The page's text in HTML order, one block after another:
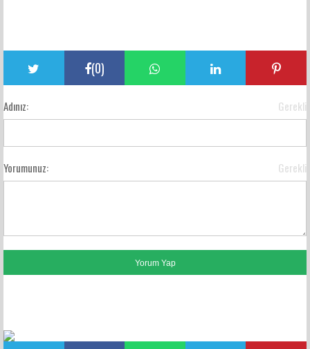
(0)
Adınız: Gerekli
Yorumunuz: Gerekli